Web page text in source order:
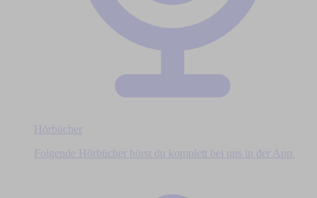
Hörbücher
Folgende Hörbücher hörst du komplett bei uns in der App.